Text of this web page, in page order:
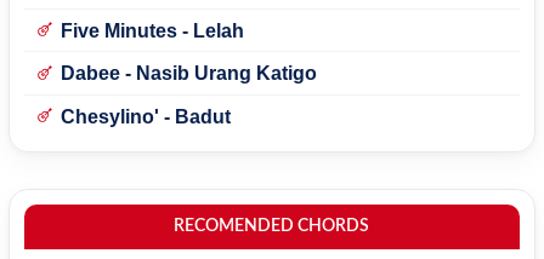
Five Minutes - Lelah
Dabee - Nasib Urang Katigo
Chesylino' - Badut
RECOMENDED CHORDS